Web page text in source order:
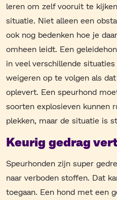
leren om zelf vooruit te
situatie. Niet alleen een
ook nog bedenken hoe je
omheen leidt. Een
in veel verschillende
weigeren op te volgen als
oplevert. Een speurhond
soorten explosieven kunnen
plekken, maar de situatie is
Keurig gedrag
Speurhonden zijn super
naar verboden stoffen. Dat
toegaan. Een hond met een